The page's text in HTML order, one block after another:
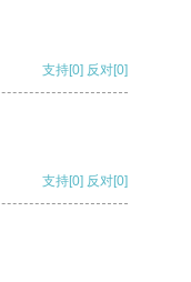
支持[0] 反对[0]
支持[0] 反对[0]